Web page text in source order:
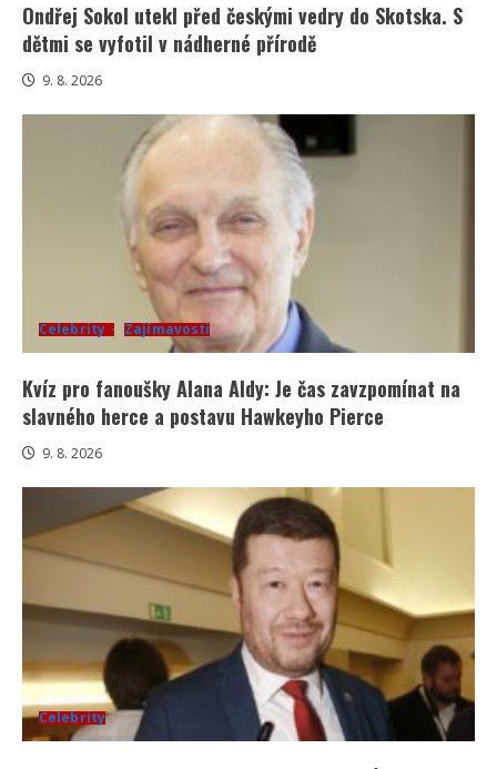
Ondřej Sokol utekl před českými vedry do Skotska. S
dětmi se vyfotil v nádherné přírodě
9. 8. 2026
Celebrity Zajímavosti
Kvíz pro fanoušky Alana Aldy: Je čas zavzpomínat na
slavného herce a postavu Hawkeyho Pierce
9. 8. 2026
Celebrity